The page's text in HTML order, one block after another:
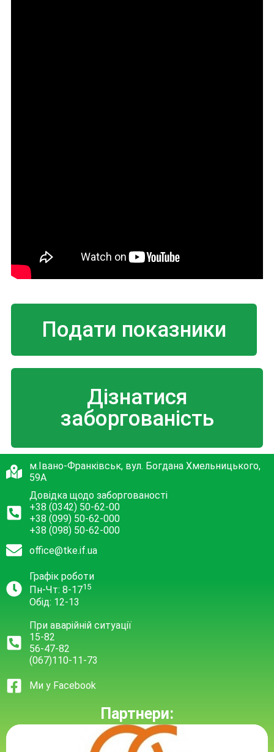
Подати показники
Дізнатися
заборгованість
м.Івано-Франківськ, вул. Богдана Хмельницького,
59А
Довідка щодо заборгованості
+38 (0342) 50-62-00
+38 (099) 50-62-000
+38 (098) 50-62-000
office@tke.if.ua
Графік роботи
Пн-Чт: 8-1715
Обід: 12-13
При аварійній ситуації
15-82
56-47-82
(067)110-11-73
Ми у Facebook
Партнери: